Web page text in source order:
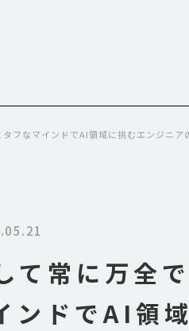
フなマインドでAI領域に挑むエンジニア
て常に万全
ンドでAI領